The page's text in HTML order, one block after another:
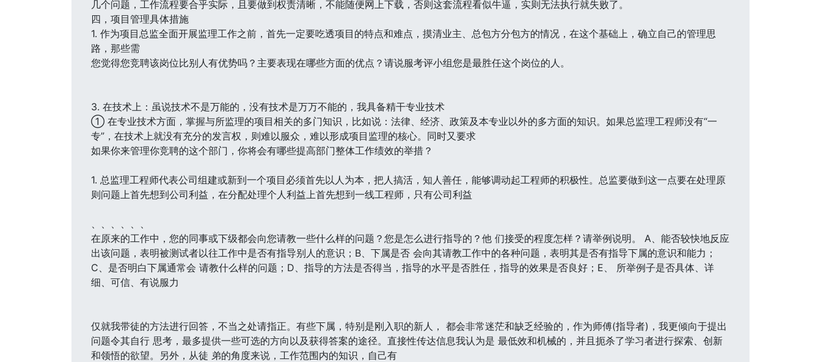
几个问题，工作流程要合乎实际，且要做到权责清晰，不能随便网上下载，否则这套流程看似牛逼，实则无法执行就失败了。
四，项目管理具体措施
1. 作为项目总监全面开展监理工作之前，首先一定要吃透项目的特点和难点，摸清业主、总包方分包方的情况，在这个基础上，确立自己的管理思
路，那些需
您觉得您竞聘该岗位比别人有优势吗？主要表现在哪些方面的优点？请说服考评小组您是最胜任这个岗位的人。
3. 在技术上：虽说技术不是万能的，没有技术是万万不能的，我具备精干专业技术
① 在专业技术方面，掌握与所监理的项目相关的多门知识，比如说：法律、经济、政策及本专业以外的多方面的知识。如果总监理工程师没有“一
专”，在技术上就没有充分的发言权，则难以服众，难以形成项目监理的核心。同时又要求
如果你来管理你竞聘的这个部门，你将会有哪些提高部门整体工作绩效的举措？
1. 总监理工程师代表公司组建或新到一个项目必须首先以人为本，把人搞活，知人善任，能够调动起工程师的积极性。总监要做到这一点要在处理原
则问题上首先想到公司利益，在分配处理个人利益上首先想到一线工程师，只有公司利益
、、、、、、
在原来的工作中，您的同事或下级都会向您请教一些什么样的问题？您是怎么进行指导的？他 们接受的程度怎样？请举例说明。 A、能否较快地反应
出该问题，表明被测试者以往工作中是否有指导别人的意识；B、下属是否 会向其请教工作中的各种问题，表明其是否有指导下属的意识和能力；
C、是否明白下属通常会 请教什么样的问题；D、指导的方法是否得当，指导的水平是否胜任，指导的效果是否良好；E、 所举例子是否具体、详
细、可信、有说服力
仅就我带徒的方法进行回答，不当之处请指正。有些下属，特别是刚入职的新人， 都会非常迷茫和缺乏经验的，作为师傅(指导者)，我更倾向于提出
问题令其自行 思考，最多提供一些可选的方向以及获得答案的途径。直接性传达信息我认为是 最低效和机械的，并且扼杀了学习者进行探索、创新
和领悟的欲望。另外，从徒 弟的角度来说，工作范围内的知识，自己有